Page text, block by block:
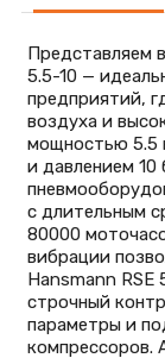
Представляем
5.5-10 —
предприятий,
воздуха и
мощностью 5.5
и давлением
c длительным
80000
вибрации
Hansmann RSE
строчный
параметры и
компрессоров.